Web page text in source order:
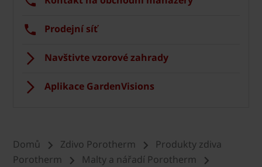
Prodejní síť
Navštivte vzorové zahrady
Aplikace GardenVisions
Domů Zdivo Porotherm
Produkty zdiva
Porotherm
Malty a nářadí Porotherm